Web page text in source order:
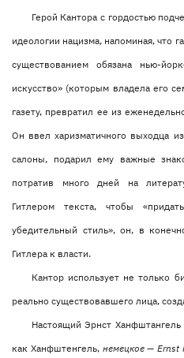
Герой Кантора с гордостью
идеологии нацизма, напоминая, что
существованием обязана нью-
искусство» (которым владела его
газету, превратил ее из
Он ввел харизматичного выходца
салоны, подарил ему важные
потратив много дней на
Гитлером текста, чтобы
убедительный стиль», он, в
Гитлера к власти.
Кантор использует не только
реально существовавшего лица,
Настоящий Эрнст
как Ханфштенгель, немецкое — Ernst